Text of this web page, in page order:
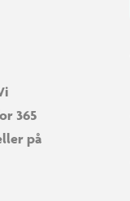
foran med en
365
på